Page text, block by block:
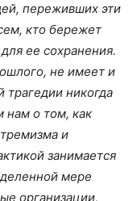
переживших эти
кто бережет
ее сохранения.
не имеет и
трагедии никогда
нам о том, как
и
занимается
мере
организации,